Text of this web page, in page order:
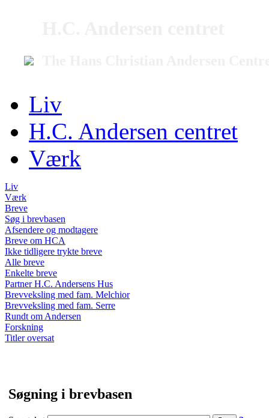
Liv
H.C. Andersen centret
Værk
Liv
Værk
Breve
Søg i brevbasen
Afsendere og modtagere
Breve om HCA
Ikke tidligere trykte breve
Alle breve
Enkelte breve
Partner H.C. Andersens Hus
Brevveksling med fam. Melchior
Brevveksling med fam. Serre
Rundt om Andersen
Forskning
Titler oversat
Søgning i brevbasen